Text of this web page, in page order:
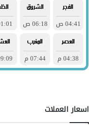
اسعار العملات